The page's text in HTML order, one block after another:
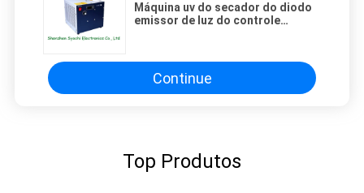
Máquina uv do secador do diodo
emissor de luz do controle
Continue
Top Produtos